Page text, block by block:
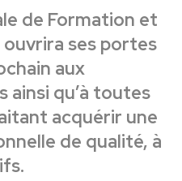
de Formation et
ouvrira ses portes
aux
ainsi qu’à toutes
acquérir une
de qualité, à